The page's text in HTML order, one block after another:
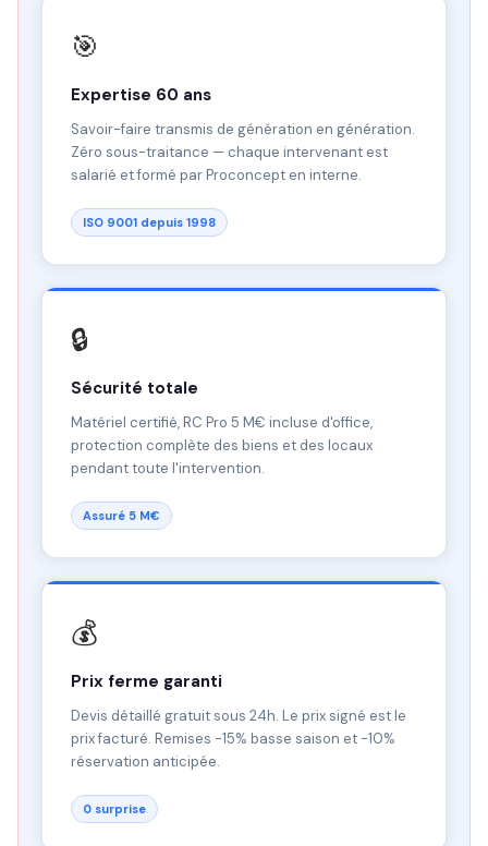
🎯
Expertise 60 ans
Savoir-faire transmis de génération en génération.
Zéro sous-traitance — chaque intervenant est
salarié et formé par Proconcept en interne.
ISO 9001 depuis 1998
🔒
Sécurité totale
Matériel certifié, RC Pro 5 M€ incluse d'office,
protection complète des biens et des locaux
pendant toute l'intervention.
Assuré 5 M€
💰
Prix ferme garanti
Devis détaillé gratuit sous 24h. Le prix signé est le
prix facturé. Remises -15% basse saison et -10%
réservation anticipée.
0 surprise